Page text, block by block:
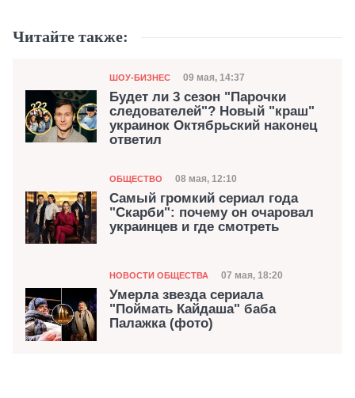
Читайте также:
Категория
ШОУ-БИЗНЕС Дата публикации
09 мая, 14:37
Будет ли 3 сезон "Парочки
следователей"? Новый "краш"
украинок Октябрьский наконец
ответил
Категория
ОБЩЕСТВО Дата публикации
08 мая, 12:10
Самый громкий сериал года
"Скарби": почему он очаровал
украинцев и где смотреть
Категория
НОВОСТИ ОБЩЕСТВА Дата публикации
07 мая, 18:20
Умерла звезда сериала
"Поймать Кайдаша" баба
Палажка (фото)